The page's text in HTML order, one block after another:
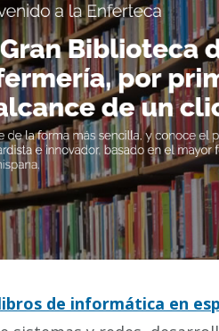
de informática en